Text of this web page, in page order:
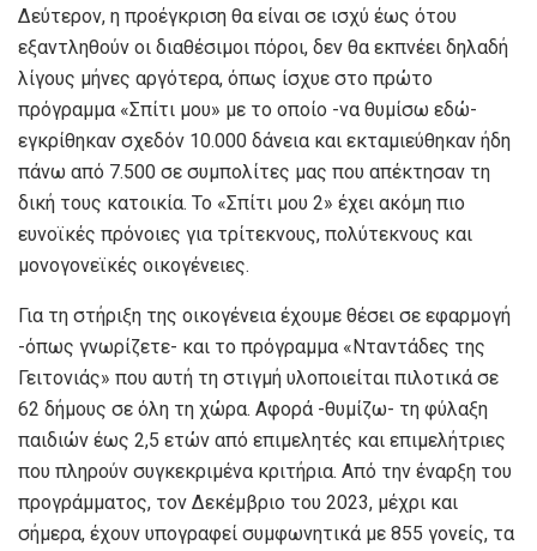
Δεύτερον, η προέγκριση θα είναι σε ισχύ έως ότου
εξαντληθούν οι διαθέσιμοι πόροι, δεν θα εκπνέει δηλαδή
λίγους μήνες αργότερα, όπως ίσχυε στο πρώτο
πρόγραμμα «Σπίτι μου» με το οποίο -να θυμίσω εδώ-
εγκρίθηκαν σχεδόν 10.000 δάνεια και εκταμιεύθηκαν ήδη
πάνω από 7.500 σε συμπολίτες μας που απέκτησαν τη
δική τους κατοικία. Το «Σπίτι μου 2» έχει ακόμη πιο
ευνοϊκές πρόνοιες για τρίτεκνους, πολύτεκνους και
μονογονεϊκές οικογένειες.
Για τη στήριξη της οικογένεια έχουμε θέσει σε εφαρμογή
-όπως γνωρίζετε- και το πρόγραμμα «Νταντάδες της
Γειτονιάς» που αυτή τη στιγμή υλοποιείται πιλοτικά σε
62 δήμους σε όλη τη χώρα. Αφορά -θυμίζω- τη φύλαξη
παιδιών έως 2,5 ετών από επιμελητές και επιμελήτριες
που πληρούν συγκεκριμένα κριτήρια. Από την έναρξη του
προγράμματος, τον Δεκέμβριο του 2023, μέχρι και
σήμερα, έχουν υπογραφεί συμφωνητικά με 855 γονείς, τα